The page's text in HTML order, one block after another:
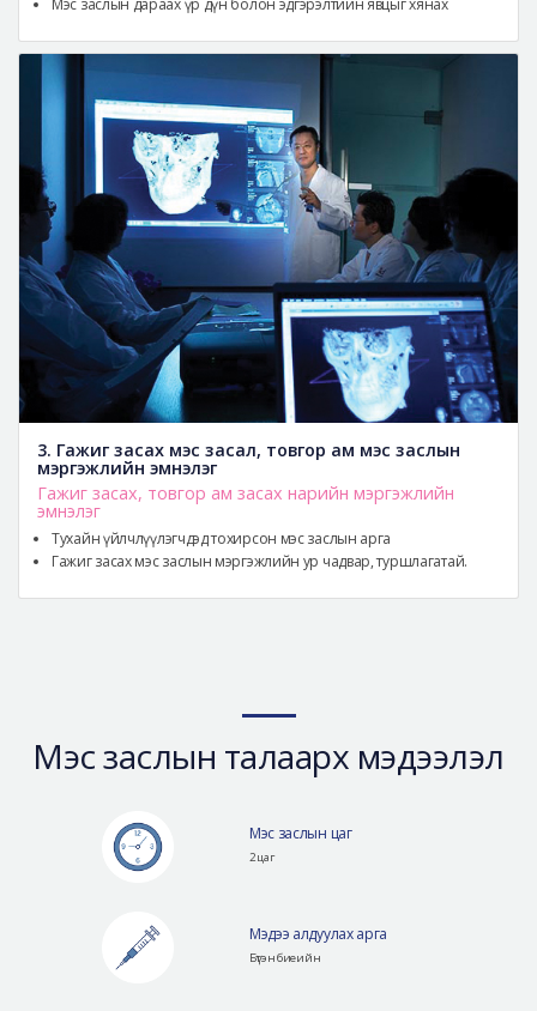
Мэс заслын дараах үр дүн болон эдгэрэлтийн явцыг хянах
3. Гажиг засах мэс засал, товгор ам мэс заслын
мэргэжлийн эмнэлэг
Гажиг засах, товгор ам засах нарийн мэргэжлийн
эмнэлэг
Тухайн үйлчлүүлэгчдэд тохирсон мэс заслын арга
Гажиг засах мэс заслын мэргэжлийн ур чадвар, туршлагатай.
Мэс заслын талаарх мэдээлэл
Мэс заслын цаг
2 цаг
Мэдээ алдуулах арга
Бүтэн биеийн